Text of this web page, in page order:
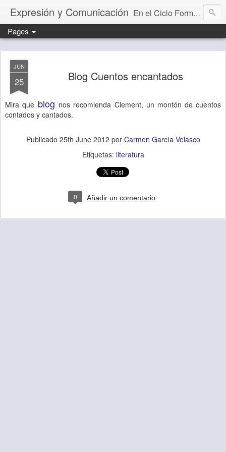
Expresión y Comunicación En el Ciclo Formativo "Educación Infantil" aprendemos a programar y evaluar situaciones de aprendizaje que desarrollan la capacidad comunicativa.
Pages
JUN
25 Blog Cuentos encantados
Mira que blog nos recomienda Clement, un montón de cuentos
contados y cantados.
Publicado 25th June 2012 por Carmen García Velasco
Etiquetas: literatura
0 Añadir un comentario